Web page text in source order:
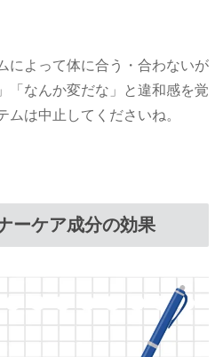
によって体に合う・合わないが
「なんか変だな」と違和感を覚
ムは中止してくださいね。
ーケア成分の効果